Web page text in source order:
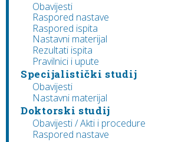
Obavijesti
Raspored nastave
Raspored ispita
Nastavni materijal
Rezultati ispita
Pravilnici i upute
Specijalistički studij
Obavijesti
Nastavni materijal
Doktorski studij
Obavijesti / Akti i procedure
Raspored nastave